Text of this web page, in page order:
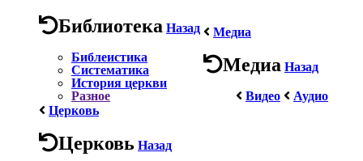
Библиотека Назад
Библеистика
Систематика
История церкви
Разное
Медиа
Медиа Назад
Видео
Аудио
Церковь
Церковь Назад